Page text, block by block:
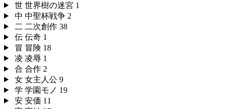
世 世界樹の迷宮 1
中 中聖杯戦争 2
二 二次創作 38
伝 伝奇 1
冒 冒険 18
凌 凌辱 1
合 合作 2
女 女主人公 9
学 学園モノ 19
安 安価 11